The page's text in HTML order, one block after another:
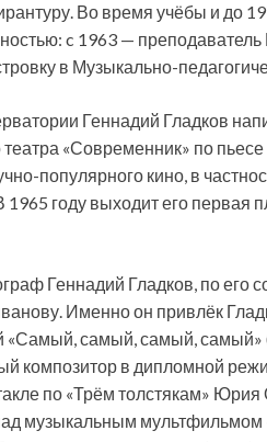
Во время учёбы и до
c 1963 —
в Музыкально-
Геннадий Гладков
театра «Современник» по
популярного кино, в
году выходит его первая
Геннадий Гладков, по его
Именно он привлёк
«Самый, самый, самый,
композитор в дипломной
по «Трём толстякам»
музыкальным